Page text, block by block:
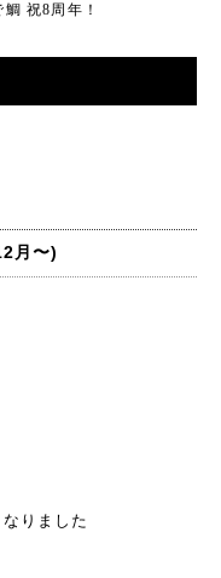
祝8周年！
月〜)
りました